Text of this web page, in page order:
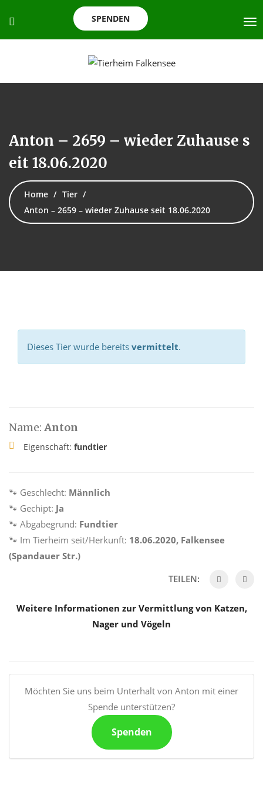
SPENDEN
Anton – 2659 – wieder Zuhause s
eit 18.06.2020
Home
Tier
Anton – 2659 – wieder Zuhause seit 18.06.2020
Dieses Tier wurde bereits vermittelt.
Name: Anton
Eigenschaft: fundtier
🐾 Geschlecht: Männlich
🐾 Gechipt: Ja
🐾 Abgabegrund: Fundtier
🐾 Im Tierheim seit/Herkunft: 18.06.2020, Falkensee
(Spandauer Str.)
TEILEN:
Weitere Informationen zur Vermittlung von Katzen,
Nager und Vögeln
Möchten Sie uns beim Unterhalt von Anton mit einer
Spende unterstützen?
Spenden